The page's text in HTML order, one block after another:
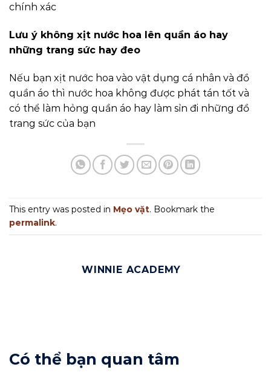
chính xác
Lưu ý không xịt nước hoa lên quần áo hay
những trang sức hay đeo
Nếu bạn xịt nước hoa vào vật dụng cá nhân và đồ
quần áo thì nước hoa không được phát tán tốt và
có thể làm hỏng quần áo hay làm sỉn đi những đồ
trang sức của bạn
This entry was posted in Mẹo vặt. Bookmark the
permalink.
WINNIE ACADEMY
Có thể bạn quan tâm